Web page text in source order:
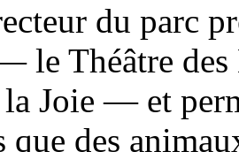
du parc
le Théâtre
Joie — et
que des